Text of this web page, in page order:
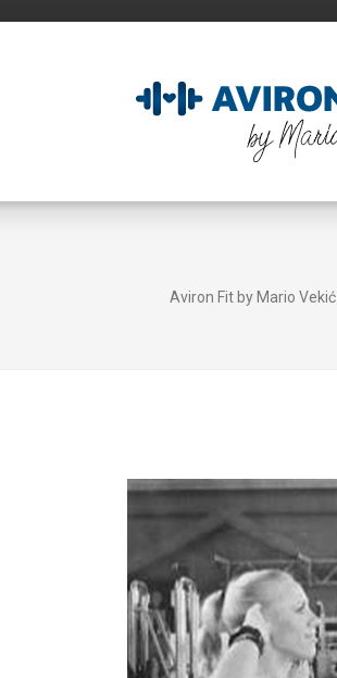
Aviron Fit by Mario Vekić